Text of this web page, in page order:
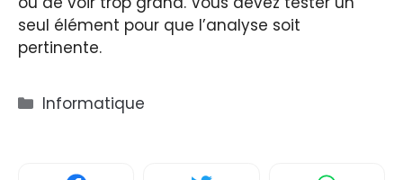
seul élément pour que l’analyse soit
pertinente.
Catégories
Informatique